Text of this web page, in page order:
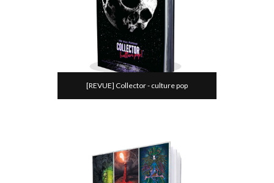
[REVUE] Collector - culture pop